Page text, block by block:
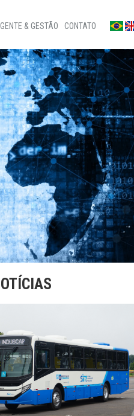
GENTE & GESTÃO
CONTATO
Sala de imprensa
Ouvidoria
Privacidade
Canal de denúncias
Patrocínios